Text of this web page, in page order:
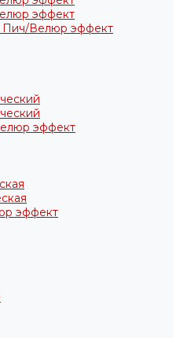
эффект
Пич/Велюр эффект
эффект
эффект